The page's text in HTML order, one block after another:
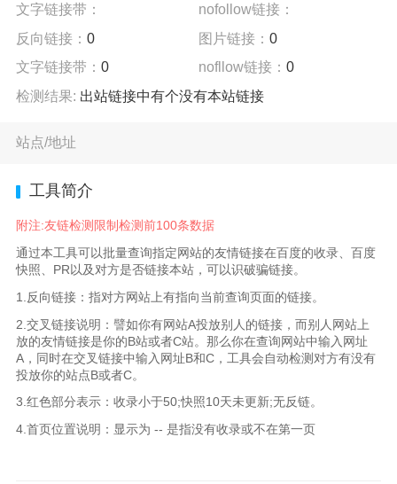
文字链接带：
nofollow链接：
反向链接： 0 图片链接： 0
文字链接带： 0 nofllow链接： 0
检测结果: 出站链接中有个没有本站链接
站点/地址
工具简介
附注:友链检测限制检测前100条数据
通过本工具可以批量查询指定网站的友情链接在百度的收录、百度
快照、PR以及对方是否链接本站，可以识破骗链接。
1.反向链接：指对方网站上有指向当前查询页面的链接。
2.交叉链接说明：譬如你有网站A投放别人的链接，而别人网站上
放的友情链接是你的B站或者C站。那么你在查询网站中输入网址
A，同时在交叉链接中输入网址B和C，工具会自动检测对方有没有
投放你的站点B或者C。
3.红色部分表示：收录小于50;快照10天未更新;无反链。
4.首页位置说明：显示为 -- 是指没有收录或不在第一页